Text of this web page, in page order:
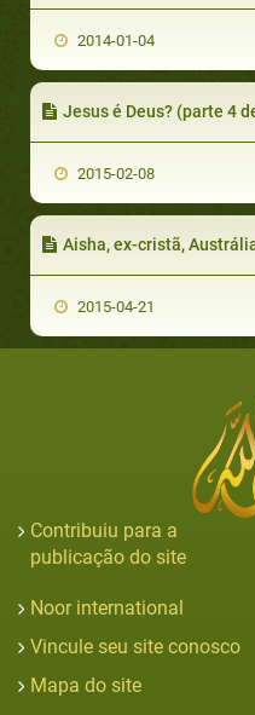
2014-01-04
Jesus é Deus? (parte 4
2015-02-08
Aisha, ex-cristã,
2015-04-21
Contribuiu para a
publicação do site
Noor international
Vincule seu site conosco
Mapa do site